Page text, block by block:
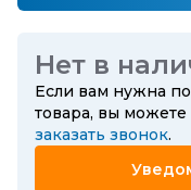
Нет в
Если вам нужна
товара, вы можете
заказать звонок.